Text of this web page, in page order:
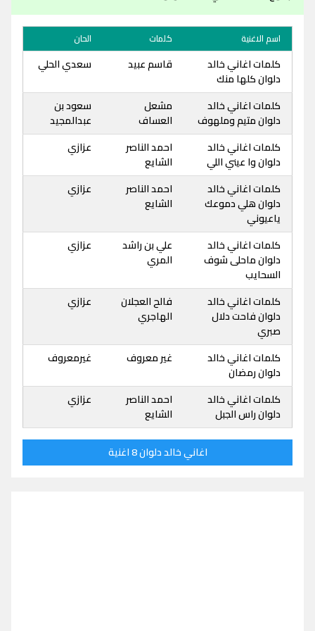
اسم الاغنية كلمات الحان
كلمات اغاني خالد
دلوان كلها منك
قاسم عبيد سعدي الحلي
كلمات اغاني خالد
دلوان متيم وملهوف
مشعل
العساف
سعود بن
عبدالمجيد
كلمات اغاني خالد
دلوان وا عيني اللي
احمد الناصر
الشايع
عزازي
كلمات اغاني خالد
دلوان هلي دموعك
ياعيوني
احمد الناصر
الشايع
عزازي
كلمات اغاني خالد
دلوان ماحلى شوف
السحايب
علي بن راشد
المري
عزازي
كلمات اغاني خالد
دلوان فاحت دلال
صبري
فالح العجلان
الهاجري
عزازي
كلمات اغاني خالد
دلوان رمضان
غير معروف غيرمعروف
كلمات اغاني خالد
دلوان راس الجبل
احمد الناصر
الشايع
عزازي
اغاني خالد دلوان 8 اغنية